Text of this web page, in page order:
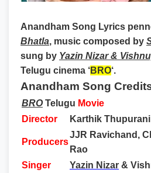
Anandham Song Lyrics
Bhatla, music composed by
sung by Yazin Nizar &
Telugu cinema ‘BRO‘.
Anandham Song
BRO Telugu Movie
Director
Karthik Thupurani
Producers
JJR Ravichand,
Rao
Singer
Yazin Nizar &